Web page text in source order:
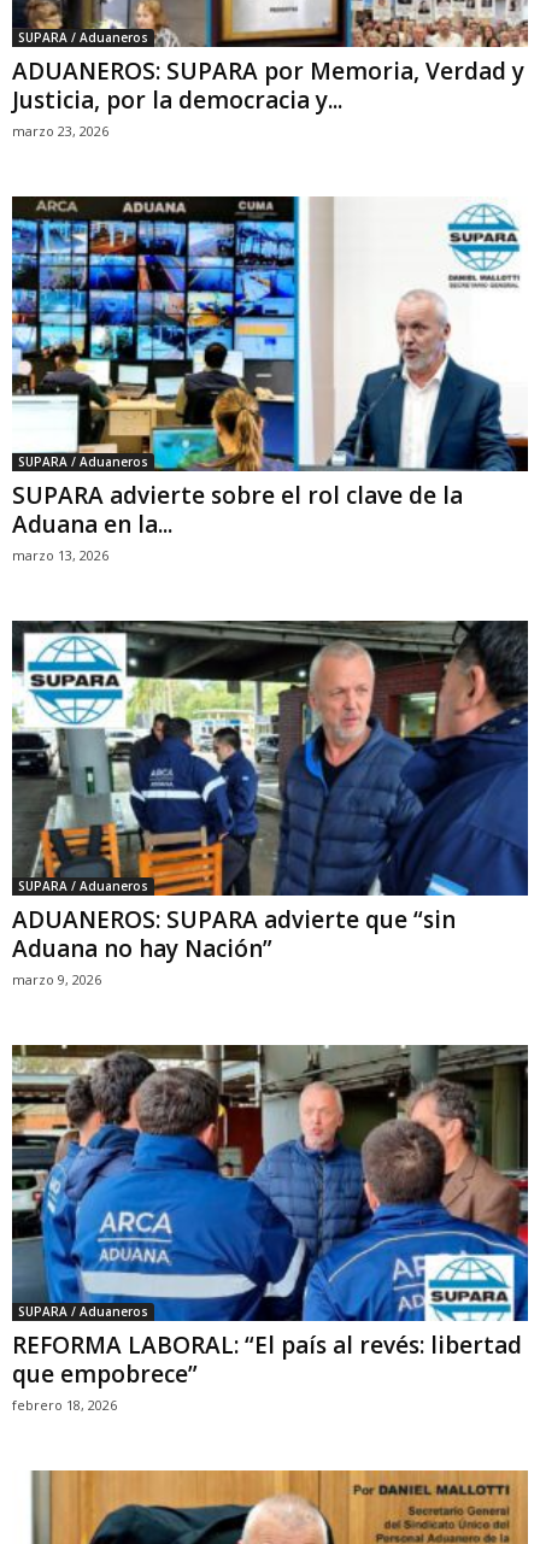
SUPARA / Aduaneros
ADUANEROS: SUPARA por Memoria, Verdad y
Justicia, por la democracia y...
marzo 23, 2026
SUPARA / Aduaneros
SUPARA advierte sobre el rol clave de la
Aduana en la...
marzo 13, 2026
SUPARA / Aduaneros
ADUANEROS: SUPARA advierte que “sin
Aduana no hay Nación”
marzo 9, 2026
SUPARA / Aduaneros
REFORMA LABORAL: “El país al revés: libertad
que empobrece”
febrero 18, 2026